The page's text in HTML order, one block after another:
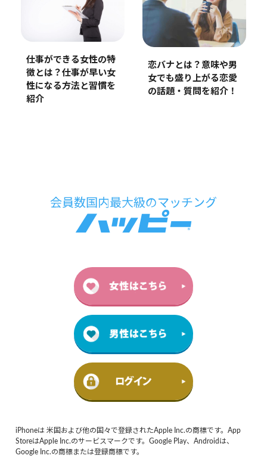
仕事ができる女性の特
徴とは？仕事が早い女
性になる方法と習慣を
紹介
恋バナとは？意味や男
女でも盛り上がる恋愛
の話題・質問を紹介！
iPhoneは 米国および他の国々で登録されたApple Inc.の商標です。App
StoreはApple Inc.のサービスマークです。Google Play、Androidは、
Google Inc.の商標または登録商標です。